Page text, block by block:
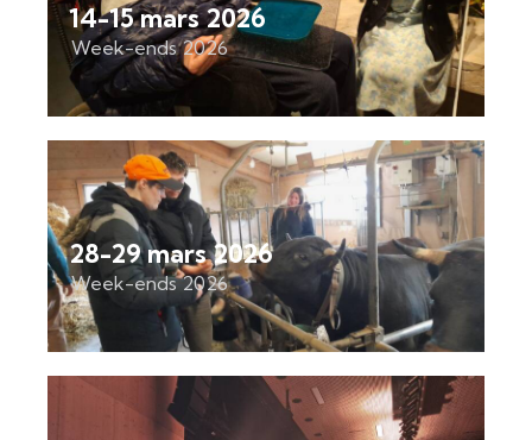
14-15 mars 2026
Week-ends 2026
28-29 mars 2026
Week-ends 2026